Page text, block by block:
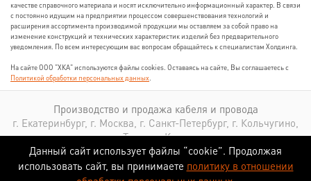
качестве справочного материала и носят исключительно информационный характер. В связи
с постоянно идущим на предприятии процессом совершенствования технологий и
расширения ассортимента производимой продукции мы оставляем за собой право на
изменение конструкций и технических характеристик изделий без предварительного
уведомления. По всем интересующим вас вопросам обращайтесь к специалистам Холдинга.
На сайте ООО "ХКА" используются файлы cookies. Оставаясь на сайте, Вы соглашаетесь с
Политикой обработки персональных данных
Производство и продажа кабеля и провода
г. Екатеринбург, г. Москва, г. Санкт-Петербург, г. Кольчугино,
г. Томск, г. Казань
Данный сайт использует файлы “cookie”. Продолжая
использовать сайт, вы принимаете политику в отношении